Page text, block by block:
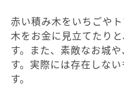
赤い積み木をいちごや
木をお金に見立てたり
す。また、素敵なお城
す。実際には存在しな
す。